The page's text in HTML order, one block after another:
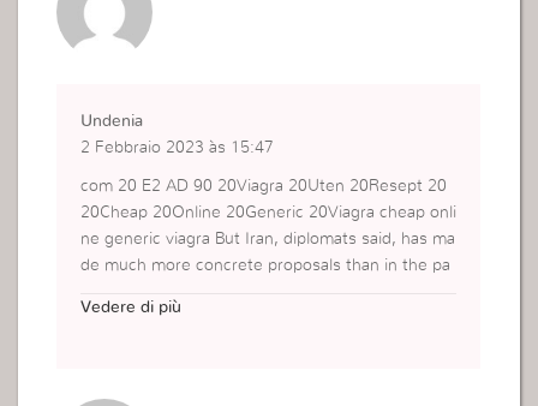
Undenia
2 Febbraio 2023 às 15:47
com 20 E2 AD 90 20Viagra 20Uten 20Resept 20
20Cheap 20Online 20Generic 20Viagra cheap onli
ne generic viagra But Iran, diplomats said, has ma
de much more concrete proposals than in the pa
ere the norm, to the point that Iranian negotiator
n Tehran
Vedere di più